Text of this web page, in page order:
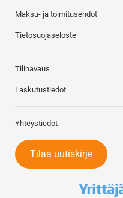
Maksu- ja toimitusehdot
Tietosuojaseloste
Tilinavaus
Laskutustiedot
Yhteystiedot
Tilaa uutiskirje